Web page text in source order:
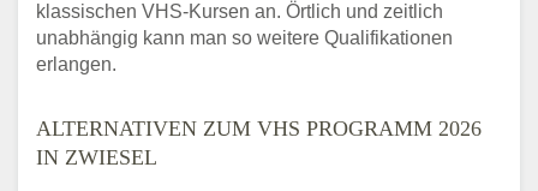
klassischen VHS-Kursen an. Örtlich und zeitlich
unabhängig kann man so weitere Qualifikationen
erlangen.
ALTERNATIVEN ZUM VHS PROGRAMM 2026
IN ZWIESEL